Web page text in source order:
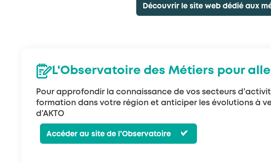
Découvrir le site web dédié aux
L'Observatoire des Métiers pour
Pour approfondir la connaissance de vos secteurs
formation dans votre région et anticiper les évolutions à
d’AKTO
Accéder au site de l’Observatoire